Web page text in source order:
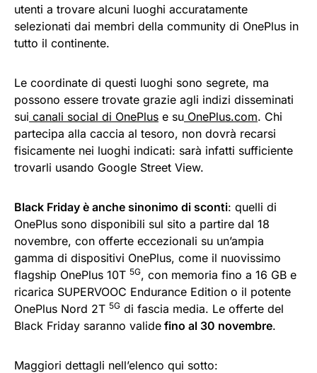
utenti a trovare alcuni luoghi accuratamente
selezionati dai membri della community di OnePlus in
tutto il continente.
Le coordinate di questi luoghi sono segrete, ma
possono essere trovate grazie agli indizi disseminati
sui canali social di OnePlus e su OnePlus.com. Chi
partecipa alla caccia al tesoro, non dovrà recarsi
fisicamente nei luoghi indicati: sarà infatti sufficiente
trovarli usando Google Street View.
Black Friday è anche sinonimo di sconti: quelli di
OnePlus sono disponibili sul sito a partire dal 18
novembre, con offerte eccezionali su un’ampia
gamma di dispositivi OnePlus, come il nuovissimo
flagship OnePlus 10T 5G, con memoria fino a 16 GB e
ricarica SUPERVOOC Endurance Edition o il potente
OnePlus Nord 2T 5G di fascia media. Le offerte del
Black Friday saranno valide fino al 30 novembre.
Maggiori dettagli nell’elenco qui sotto: